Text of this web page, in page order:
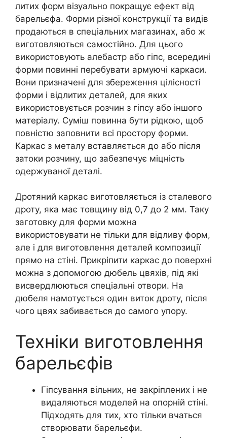
литих форм візуально покращує ефект від
барельєфа. Форми різної конструкції та видів
продаються в спеціальних магазинах, або ж
виготовляються самостійно. Для цього
використовують алебастр або гіпс, всередині
форми повинні перебувати армуючі каркаси.
Вони призначені для збереження цілісності
форми і відлитих деталей, для яких
використовується розчин з гіпсу або іншого
матеріалу. Суміш повинна бути рідкою, щоб
повністю заповнити всі простору форми.
Каркас з металу вставляється до або після
затоки розчину, що забезпечує міцність
одержуваної деталі.
Дротяний каркас виготовляється із сталевого
дроту, яка має товщину від 0,7 до 2 мм. Таку
заготовку для форми можна
використовувати не тільки для відливу форм,
але і для виготовлення деталей композиції
прямо на стіні. Прикріпити каркас до поверхні
можна з допомогою дюбель цвяхів, під які
висвердлюються спеціальні отвори. На
дюбеля намотується один виток дроту, після
чого цвях забивається до самого упору.
Техніки виготовлення
барельєфів
Гіпсування вільних, не закріплених і не
видаляються моделей на опорній стіні.
Підходять для тих, хто тільки вчаться
створювати барельєфи.